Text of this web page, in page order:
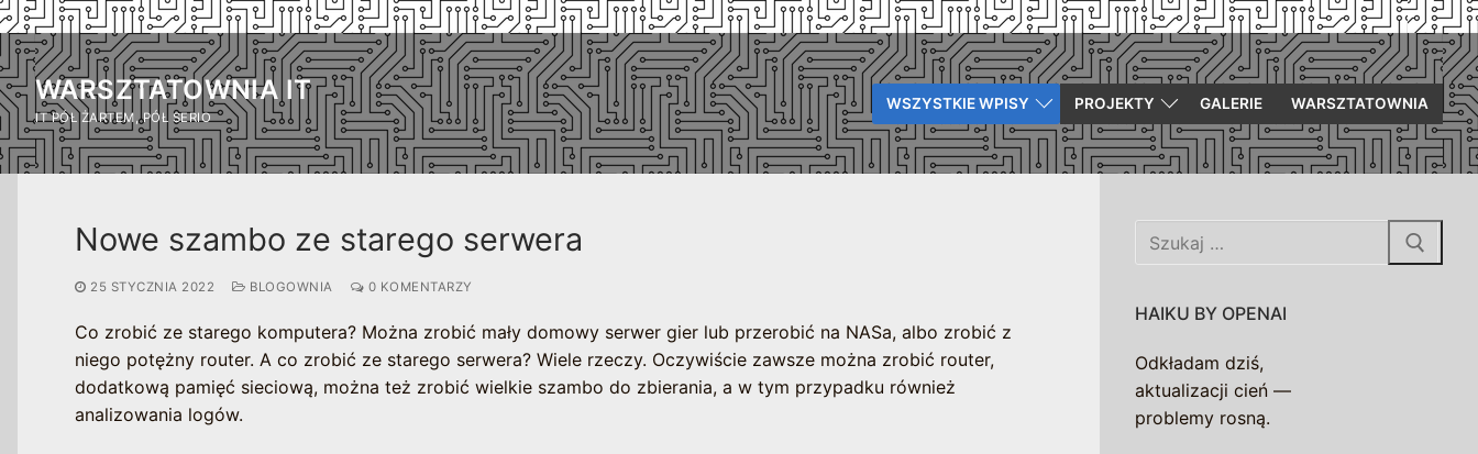
Przejdź
do
treściWARSZTATOWNIA IT
IT PÓŁ ŻARTEM, PÓŁ SERIO
WSZYSTKIE WPISY PROJEKTY GALERIE WARSZTATOWNIA
Nowe szambo ze starego serwera
25 STYCZNIA 2022 BLOGOWNIA 0 KOMENTARZY
Co zrobić ze starego komputera? Można zrobić mały domowy serwer gier lub przerobić na NASa, albo zrobić z
niego potężny router. A co zrobić ze starego serwera? Wiele rzeczy. Oczywiście zawsze można zrobić router,
dodatkową pamięć sieciową, można też zrobić wielkie szambo do zbierania, a w tym przypadku również
analizowania logów.
Szukaj:
HAIKU BY OPENAI
Odkładam dziś,
aktualizacji cień —
problemy rosną.